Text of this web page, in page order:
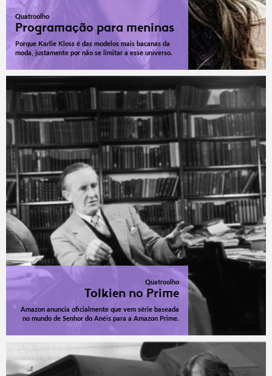
Quatroolho
Programação para meninas
Porque Karlie Kloss é das modelos mais bacanas da
moda, justamente por não se limitar a esse universo.
Quatroolho
Tolkien no Prime
Amazon anuncia oficialmente que vem série baseada
no mundo de Senhor do Anéis para a Amazon Prime.